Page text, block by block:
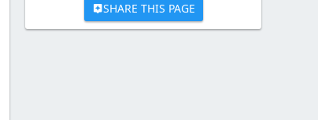
SHARE THIS PAGE